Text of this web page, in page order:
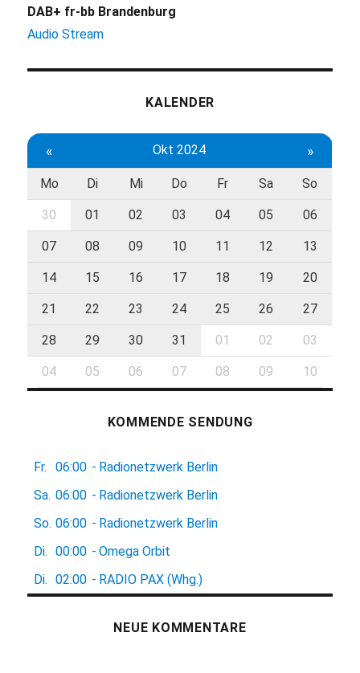
DAB+ fr-bb Brandenburg
Audio Stream
KALENDER
« Okt 2024 »
Mo Di Mi Do Fr Sa So
30 01 02 03 04 05 06
07 08 09 10 11 12 13
14 15 16 17 18 19 20
21 22 23 24 25 26 27
28 29 30 31 01 02 03
04 05 06 07 08 09 10
KOMMENDE SENDUNG
Fr. 06:00 - Radionetzwerk Berlin
Sa. 06:00 - Radionetzwerk Berlin
So. 06:00 - Radionetzwerk Berlin
Di.
00:00 - Omega Orbit
Di.
02:00 - RADIO PAX (Whg.)
NEUE KOMMENTARE